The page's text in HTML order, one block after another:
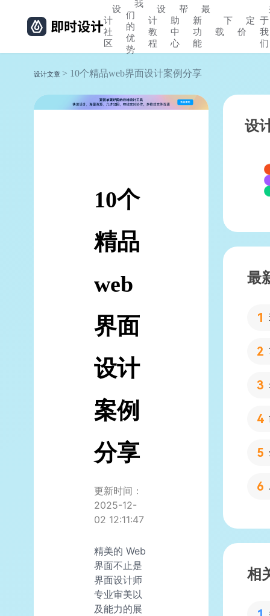
设
计
社
区
我
们
的
优
势
设
计
教
程
帮
助
中
心
最
新
功
能
下
载
定
价
于
我
们
设计文章 > 10个精品web界面设计案例分享
10个
精品
web
界面
设计
案例
分享
更新时间：
2025-12-
02 12:11:47
精美的 Web
界面不止是
界面设计师
专业审美以
及能力的展
设
最
相